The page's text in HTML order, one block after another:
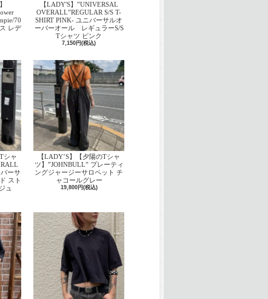
70
レデ
【LADY'S】”UNIVERSAL
OVERALL”REGULAR S/S T-
SHIRT PINK- ユニバーサルオ
ーバーオール レギュラーS/S
Tシャツ ピンク
7,150円(税込)
シャ
ーサ
スト
ュ
【LADY’S】【夕陽のTシャ
ツ】”JOHNBULL” プレーティ
ングジャージーサロペット チ
ャコールグレー
19,800円(税込)